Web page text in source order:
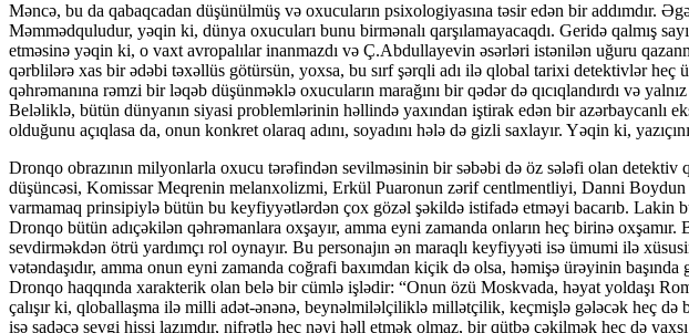
Məncə, bu da qabaqcadan düşünülmüş və oxucuların psixologiyasına təsir edən bir addımdır.
Məmmədquludur, yəqin ki, dünya oxucuları bunu birmənalı qarşılamayacaqdı. Geridə qalmış
etməsinə yəqin ki, o vaxt avropalılar inanmazdı və Ç.Abdullayevin əsərləri istənilən uğuru
qərblilərə xas bir ədəbi təxəllüs götürsün, yoxsa, bu sırf şərqli adı ilə qlobal tarixi detektivlər
qəhrəmanına rəmzi bir ləqəb düşünməklə oxucuların marağını bir qədər də qıcıqlandırdı və
Beləliklə, bütün dünyanın siyasi problemlərinin həllində yaxından iştirak edən bir azərbaycanlı
olduğunu açıqlasa da, onun konkret olaraq adını, soyadını hələ də gizli saxlayır. Yəqin ki,
Dronqo obrazının milyonlarla oxucu tərəfindən sevilməsinin bir səbəbi də öz sələfi olan
düşüncəsi, Komissar Meqrenin melanxolizmi, Erkül Puaronun zərif centlmentliyi, Danni Boydun
varmamaq prinsipiylə bütün bu keyfiyyətlərdən çox gözəl şəkildə istifadə etməyi bacarıb. Lakin
Dronqo bütün adıçəkilən qəhrəmanlara oxşayır, amma eyni zamanda onların heç birinə
sevdirməkdən ötrü yardımçı rol oynayır. Bu personajın ən maraqlı keyfiyyəti isə ümumi ilə
vətəndaşıdır, amma onun eyni zamanda coğrafi baxımdan kiçik də olsa, həmişə ürəyinin
Dronqo haqqında xarakterik olan belə bir cümlə işlədir: “Onun özü Moskvada, həyat yoldaşı
çalışır ki, qloballaşma ilə milli adət-ənənə, beynəlmiləlçiliklə millətçilik, keçmişlə gələcək heç də
isə sadəcə sevgi hissi lazımdır, nifrətlə heç nəyi həll etmək olmaz, bir qütbə çəkilmək heç də